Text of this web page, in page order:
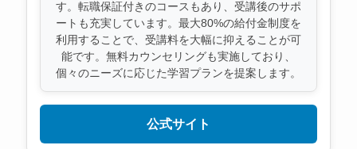
す。転職保証付きのコースもあり、受講後のサポ
ートも充実しています。最大80%の給付金制度を
利用することで、受講料を大幅に抑えることが可
能です。無料カウンセリングも実施しており、
個々のニーズに応じた学習プランを提案します。
公式サイト